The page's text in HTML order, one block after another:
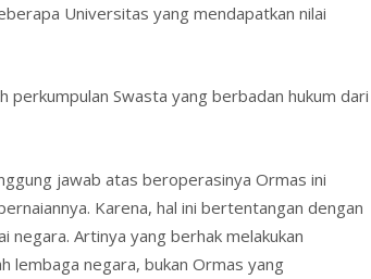
Universitas yang mendapatkan nilai
perkumpulan Swasta yang berbadan hukum dari
jawab atas beroperasinya Ormas ini
Karena, hal ini bertentangan dengan
negara. Artinya yang berhak melakukan
lembaga negara, bukan Ormas yang